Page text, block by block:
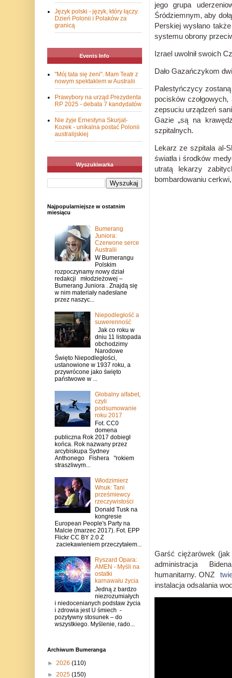
jego grupa
Śródziemnym, aby
Perskiej wysłano
systemu obrony
Izrael uwolnił swoich
Dało Gazańczykom
Palestyńczycy
pocisków
zepsuciu urządzeń
Gazie „są na
szpitalnych.
Lekarz ze szpitala al-
światła i środków
utratą lekarzy
bombardowaniu
Garść ciężarówek
administracja
humanitarny. ONZ
instalacja odsalania
Język polski - język, który łączy.
Dzień Polonii i Polaków za
granicą
Events Info
"Mój tata się żeni". Mam Teatr z
nowym spektaklem w Australii
Prawybory na urząd Prezydenta
RP 2025 - debata 7 kandydatów
Nie żyje Ernestyna Skurjat-
Kozek - unikalna postać Polonii
australijskiej
Wyszukiwarka
Najpopularniejsze w ostatnim
miesiącu
Bumerang
Juniora:
Czerwone serce
Australii
W Bumerangu
Polskim
rozpoczynamy nowy dział
redakcji młodzieżowej –
Bumerang Juniora . Znajdą się
w nim materiały nadesłane
przez naszyc...
Niepodległość a
suwerenność
Jak co roku w
dniu 11 listopada
obchodzimy
Narodowe
Święto Niepodległości,
ustanowione w 1937 roku, a
przywrócone jako święto
państwowe w ...
Globalny alfabet,
czyli
podsumowanie
roku 2017
Fot. CC0
domena
publiczna Rok 2017 dobiegł
końca. Rok nazwany przez
arcybiskupa Sydney
Anthonego Fishera "rokiem
straszliwym...
Włodzimierz
Wnuk: Tani
prześmiewcy
rzeczywistości
Donald Tusk na
kongresie
European People's Party na
Malcie (marzec 2017). Fot. EPP
Flickr CC BY 2.0 Z
zaciekawieniem przeczytałem...
Ryszard Opara:
AMEN - Myśli na
ostatki
karnawału życia
Jedną z bardzo
niezrozumiałych
i niedocenianych podstaw życia
i zdrowia jest U śmiech -
pozytywny stosunek – do
wszystkiego. Myślenie, rado...
Archiwum Bumeranga
► 2026 (110)
► 2025 (150)